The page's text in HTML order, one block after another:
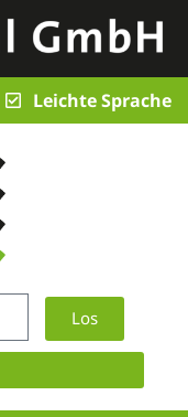
Leichte Sprache
Los